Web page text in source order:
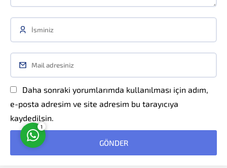
Daha sonraki yorumlarımda kullanılması için adım,
e-posta adresim ve site adresim bu tarayıcıya
kaydedilsin.
Müşteri Temsilcisi
Cevap Yaz
1